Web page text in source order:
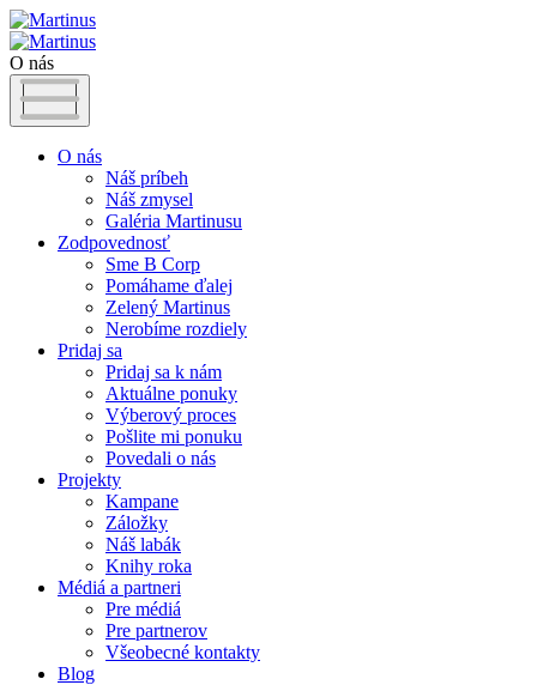
O nás
O nás
Náš príbeh
Náš zmysel
Galéria Martinusu
Zodpovednosť
Sme B Corp
Pomáhame ďalej
Zelený Martinus
Nerobíme rozdiely
Pridaj sa
Pridaj sa k nám
Aktuálne ponuky
Výberový proces
Pošlite mi ponuku
Povedali o nás
Projekty
Kampane
Záložky
Náš labák
Knihy roka
Médiá a partneri
Pre médiá
Pre partnerov
Všeobecné kontakty
Blog